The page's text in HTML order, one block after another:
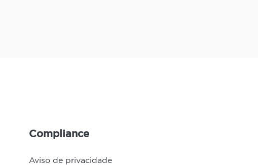
Compliance
Aviso de privacidade